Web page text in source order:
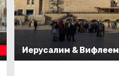
Иерусалим & Вифлеем